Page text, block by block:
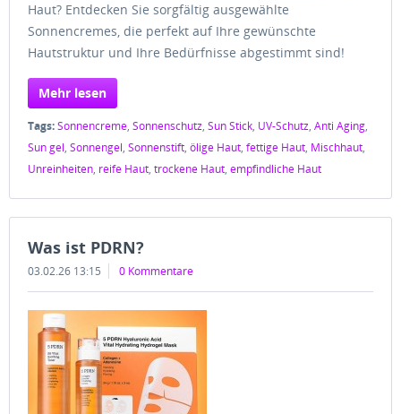
Haut? Entdecken Sie sorgfältig ausgewählte
Sonnencremes, die perfekt auf Ihre gewünschte
Hautstruktur und Ihre Bedürfnisse abgestimmt sind!
Mehr lesen
Tags:Sonnencreme, Sonnenschutz, Sun Stick, UV-Schutz, Anti Aging,
Sun gel, Sonnengel, Sonnenstift, ölige Haut, fettige Haut, Mischhaut,
Unreinheiten, reife Haut, trockene Haut, empfindliche Haut
Was ist PDRN?
03.02.26 13:15 0 Kommentare